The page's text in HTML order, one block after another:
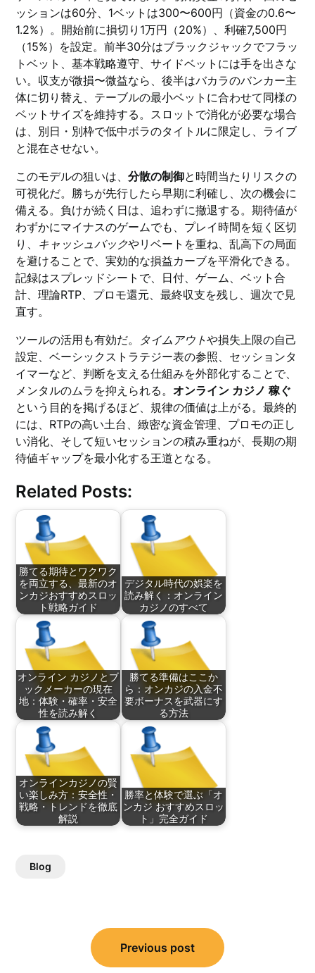
ッションは60分、1ベットは300〜600円（資金の0.6〜
1.2%）。開始前に損切り1万円（20%）、利確7,500円
（15%）を設定。前半30分はブラックジャックでフラッ
トベット、基本戦略遵守、サイドベットには手を出さな
い。収支が微損〜微益なら、後半はバカラのバンカー主
体に切り替え、テーブルの最小ベットに合わせて同様の
ベットサイズを維持する。スロットで消化が必要な場合
は、別日・別枠で低中ボラのタイトルに限定し、ライブ
と混在させない。
このモデルの狙いは、分散の制御と時間当たりリスクの
可視化だ。勝ちが先行したら早期に利確し、次の機会に
備える。負けが続く日は、追わずに撤退する。期待値が
わずかにマイナスのゲームでも、プレイ時間を短く区切
り、 キャッシュバックやリベートを重ね、乱高下の局面
を避けることで、実効的な損益カーブを平滑化できる。
記録はスプレッドシートで、日付、ゲーム、ベット合
計、理論RTP、プロモ還元、最終収支を残し、週次で見
直す。
ツールの活用も有効だ。
タイムアウトや損失上限の自己
設定、ベーシックストラテジー表の参照、セッションタ
イマーなど、判断を支える仕組みを外部化することで、
メンタルのムラを抑えられる。 オンライン カジノ 稼ぐ
という目的を掲げるほど、規律の価値は上がる。最終的
には、RTPの高い土台、緻密な資金管理、プロモの正し
い消化、そして短いセッションの積み重ねが、長期の期
待値ギャップを最小化する王道となる。
Related Posts:
勝てる期待とワクワク
を両立する、最新のオ
ンカジおすすめスロッ
ト戦略ガイド
デジタル時代の娯楽を
読み解く：オンライン
カジノのすべて
オンライン カジノとブ
ックメーカーの現在
地：体験・確率・安全
性を読み解く
勝てる準備はここか
ら：オンカジの入金不
要ボーナスを武器にす
る方法
オンラインカジノの賢
い楽しみ方：安全性・
戦略・トレンドを徹底
解説
勝率と体験で選ぶ「オ
ンカジ おすすめスロッ
ト」完全ガイド
Blog
navigation
Previous post